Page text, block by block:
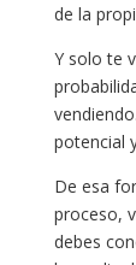
de la
Y solo te
potencial
De esa
proceso,
debes